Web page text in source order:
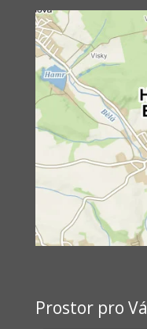
Prostor pro